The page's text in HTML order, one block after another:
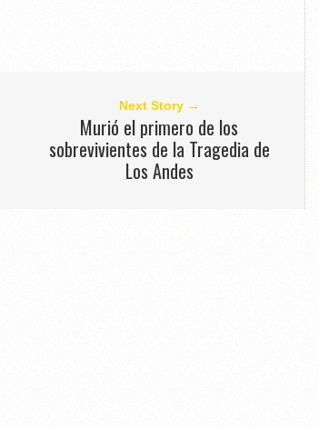
Next Story →
Murió el primero de los
sobrevivientes de la Tragedia de
Los Andes